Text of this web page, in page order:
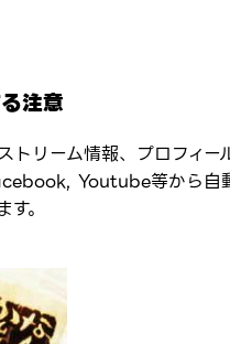
注意
リーム情報、プロフィー
Youtube等から自
。